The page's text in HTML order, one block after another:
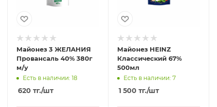
Майонез 3 ЖЕЛАНИЯ
Провансаль 40% 380г
м/у
Есть в наличии: 18
620 тг./шт
Майонез HEINZ
Классический 67%
500мл
Есть в наличии: 7
1 500 тг./шт